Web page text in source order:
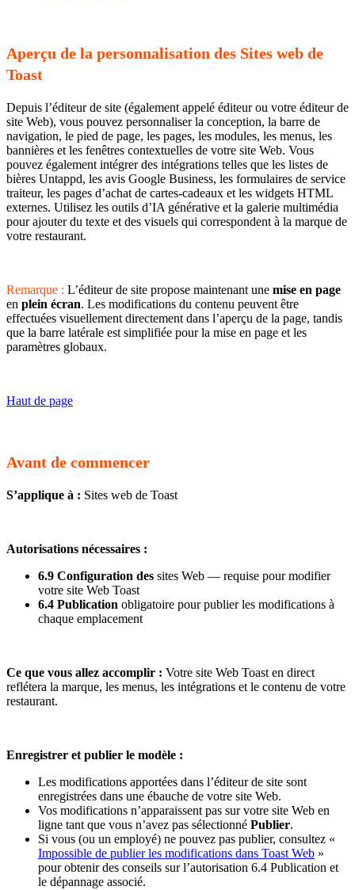
Aperçu de la personnalisation des Sites web de
Toast
Depuis l’éditeur de site (également appelé éditeur ou votre éditeur de
site Web), vous pouvez personnaliser la conception, la barre de
navigation, le pied de page, les pages, les modules, les menus, les
bannières et les fenêtres contextuelles de votre site Web. Vous
pouvez également intégrer des intégrations telles que les listes de
bières Untappd, les avis Google Business, les formulaires de service
traiteur, les pages d’achat de cartes-cadeaux et les widgets HTML
externes. Utilisez les outils d’IA générative et la galerie multimédia
pour ajouter du texte et des visuels qui correspondent à la marque de
votre restaurant.
Remarque : L’éditeur de site propose maintenant une mise en page
en plein écran. Les modifications du contenu peuvent être
effectuées visuellement directement dans l’aperçu de la page, tandis
que la barre latérale est simplifiée pour la mise en page et les
paramètres globaux.
Haut de page
Avant de commencer
S’applique à : Sites web de Toast
Autorisations nécessaires :
6.9 Configuration des sites Web — requise pour modifier
votre site Web Toast
6.4 Publication obligatoire pour publier les modifications à
chaque emplacement
Ce que vous allez accomplir : Votre site Web Toast en direct
reflétera la marque, les menus, les intégrations et le contenu de votre
restaurant.
Enregistrer et publier le modèle :
Les modifications apportées dans l’éditeur de site sont
enregistrées dans une ébauche de votre site Web.
Vos modifications n’apparaissent pas sur votre site Web en
ligne tant que vous n’avez pas sélectionné Publier.
Si vous (ou un employé) ne pouvez pas publier, consultez «
Impossible de publier les modifications dans Toast Web »
pour obtenir des conseils sur l’autorisation 6.4 Publication et
le dépannage associé.